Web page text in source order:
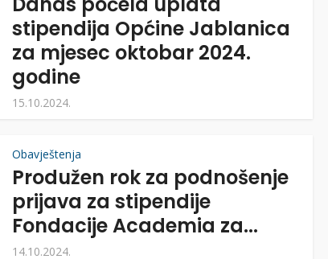
stipendija Općine Jablanica
za mjesec oktobar 2024.
godine
15.10.2024.
Obavještenja
Produžen rok za podnošenje
prijava za stipendije
Fondacije Academia za...
14.10.2024.